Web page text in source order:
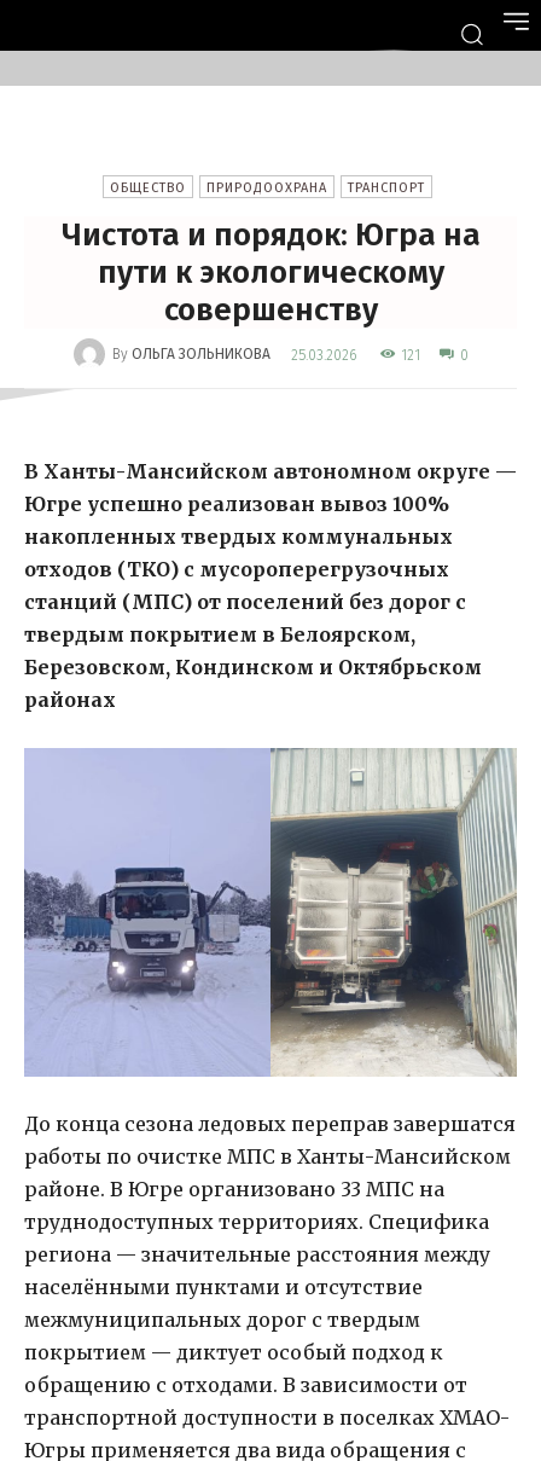
ОБЩЕСТВО ПРИРОДООХРАНА ТРАНСПОРТ
Чистота и порядок: Югра на
пути к экологическому
совершенству
By ОЛЬГА ЗОЛЬНИКОВА 25.03.2026 121 0
В Ханты-Мансийском автономном округе —
Югре успешно реализован вывоз 100%
накопленных твердых коммунальных
отходов (ТКО) с мусороперегрузочных
станций (МПС) от поселений без дорог с
твердым покрытием в Белоярском,
Березовском, Кондинском и Октябрьском
районах
До конца сезона ледовых переправ завершатся
работы по очистке МПС в Ханты-Мансийском
районе. В Югре организовано 33 МПС на
труднодоступных территориях. Специфика
региона — значительные расстояния между
населёнными пунктами и отсутствие
межмуниципальных дорог с твердым
покрытием — диктует особый подход к
обращению с отходами. В зависимости от
транспортной доступности в поселках ХМАО-
Югры применяется два вида обращения с